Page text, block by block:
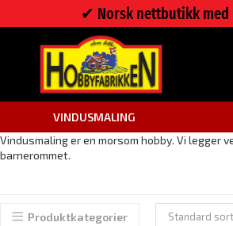
✔︎ Norsk nettbutikk med
VINDUSMALING
Vindusmaling er en morsom hobby. Vi
barnerommet.
Produktkategorier Standard